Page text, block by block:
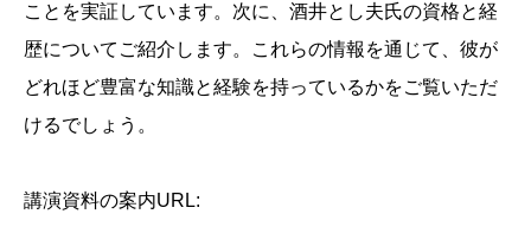
ことを実証しています。次に、酒井とし夫氏の資格と経
歴についてご紹介します。これらの情報を通じて、彼が
どれほど豊富な知識と経験を持っているかをご覧いただ
けるでしょう。
講演資料の案内URL: